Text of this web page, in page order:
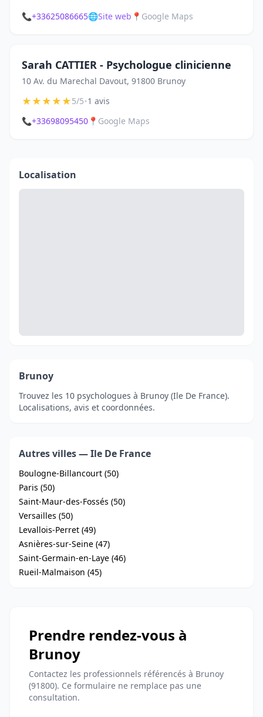
📞+33625086665🌐Site web 📍 Google Maps
Sarah CATTIER - Psychologue clinicienne
10 Av. du Marechal Davout, 91800 Brunoy
★★★★★5/5•1 avis
📞+33698095450 📍 Google Maps
Localisation
Brunoy
Trouvez les 10 psychologues à Brunoy (Ile De France).
Localisations, avis et coordonnées.
Autres villes — Ile De France
Boulogne-Billancourt (50)
Paris (50)
Saint-Maur-des-Fossés (50)
Versailles (50)
Levallois-Perret (49)
Asnières-sur-Seine (47)
Saint-Germain-en-Laye (46)
Rueil-Malmaison (45)
Prendre rendez-vous à
Brunoy
Contactez les professionnels référencés à Brunoy
(91800). Ce formulaire ne remplace pas une
consultation.